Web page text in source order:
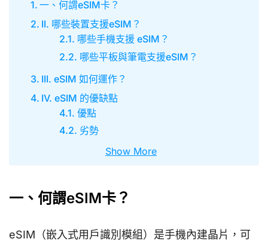
一、何謂eSIM卡？
II. 哪些裝置支援eSIM？
哪些手機支援 eSIM？
哪些平板與筆電支援eSIM？
III. eSIM 如何運作？
IV. eSIM 的優缺點
優點
劣勢
Show More
一、何謂eSIM卡？
eSIM（嵌入式用戶識別模組）是手機內建晶片，可